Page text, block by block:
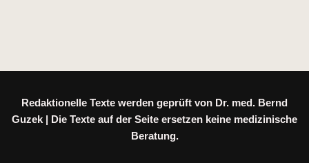
Redaktionelle Texte werden geprüft von Dr. med. Bernd
Guzek | Die Texte auf der Seite ersetzen keine medizinische
Beratung.